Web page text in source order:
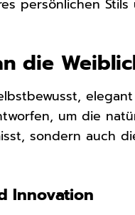
persönlichen Stils
die
um die
sondern auch
Innovation